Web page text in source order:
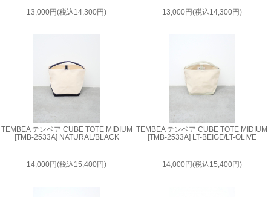
13,000円(税込14,300円) 13,000円(税込14,300円)
TEMBEA テンベア CUBE TOTE MIDIUM
[TMB-2533A] NATURAL/BLACK
14,000円(税込15,400円)
TEMBEA テンベア CUBE TOTE MIDIUM
[TMB-2533A] LT-BEIGE/LT-OLIVE
14,000円(税込15,400円)